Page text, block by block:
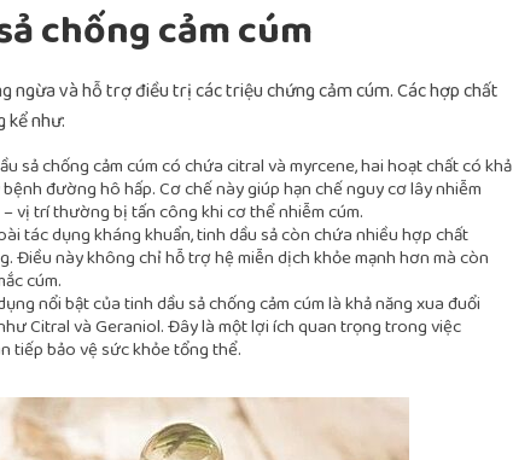
chống cảm cúm
ngừa và hỗ trợ điều trị các triệu chứng cảm cúm. Các hợp chất
kể như:
sả chống cảm cúm có chứa citral và myrcene, hai hoạt chất có khả
đường hô hấp. Cơ chế này giúp hạn chế nguy cơ lây nhiễm
vị trí thường bị tấn công khi cơ thể nhiễm cúm.
tác dụng kháng khuẩn, tinh dầu sả còn chứa nhiều hợp chất
Điều này không chỉ hỗ trợ hệ miễn dịch khỏe mạnh hơn mà còn
cúm.
nổi bật của tinh dầu sả chống cảm cúm là khả năng xua đuổi
Citral và Geraniol. Đây là một lợi ích quan trọng trong việc
tiếp bảo vệ sức khỏe tổng thể.